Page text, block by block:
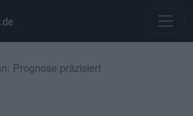
Prognose präzisiert